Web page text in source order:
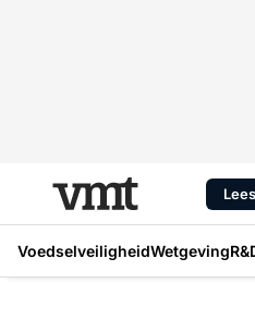
VoedselveiligheidWetgeving